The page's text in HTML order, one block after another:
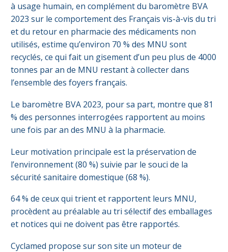
à usage humain, en complément du baromètre BVA
2023 sur le comportement des Français vis-à-vis du tri
et du retour en pharmacie des médicaments non
utilisés, estime qu’environ 70 % des MNU sont
recyclés, ce qui fait un gisement d’un peu plus de 4000
tonnes par an de MNU restant à collecter dans
l’ensemble des foyers français.
Le baromètre BVA 2023, pour sa part, montre que 81
% des personnes interrogées rapportent au moins
une fois par an des MNU à la pharmacie.
Leur motivation principale est la préservation de
l’environnement (80 %) suivie par le souci de la
sécurité sanitaire domestique (68 %).
64 % de ceux qui trient et rapportent leurs MNU,
procèdent au préalable au tri sélectif des emballages
et notices qui ne doivent pas être rapportés.
Cyclamed propose sur son site un moteur de